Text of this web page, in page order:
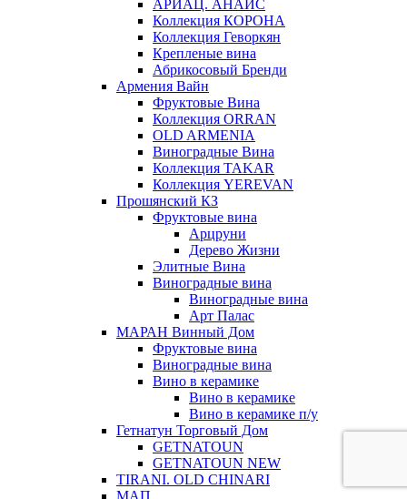
АРИАЦ. АНАИС
Коллекция КОРОНА
Коллекция Геворкян
Крепленые вина
Абрикосовый Бренди
Армения Вайн
Фруктовые Вина
Коллекция ORRAN
OLD ARMENIA
Виноградные Вина
Коллекция TAKAR
Коллекция YEREVAN
Прошянский КЗ
Фруктовые вина
Арцруни
Дерево Жизни
Элитные Вина
Виноградные вина
Виноградные вина
Арт Палас
МАРАН Винный Дом
Фруктовые вина
Виноградные вина
Вино в керамике
Вино в керамике
Вино в керамике п/у
Гетнатун Торговый Дом
GETNATOUN
GETNATOUN NEW
TIRANI. OLD CHINARI
МАП